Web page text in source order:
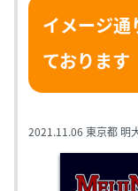
イメージ通
ております
2021.11.06 東京都 明